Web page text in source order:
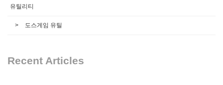
유틸리티
도스게임 유틸
Recent Articles